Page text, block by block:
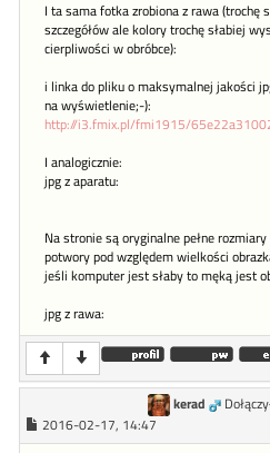
I ta sama fotka zrobiona z rawa (trochę
szczegółów ale kolory trochę słabiej
cierpliwości w obróbce):
i linka do pliku o maksymalnej jakości
na wyświetlenie;-):
http://i3.fmix.pl/fmi1915/
I analogicznie:
jpg z aparatu:
Na stronie są oryginalne pełne
potwory pod względem wielkości
jeśli komputer jest słaby to męką jest
jpg z rawa:
kerad
2016-02-17, 14:47